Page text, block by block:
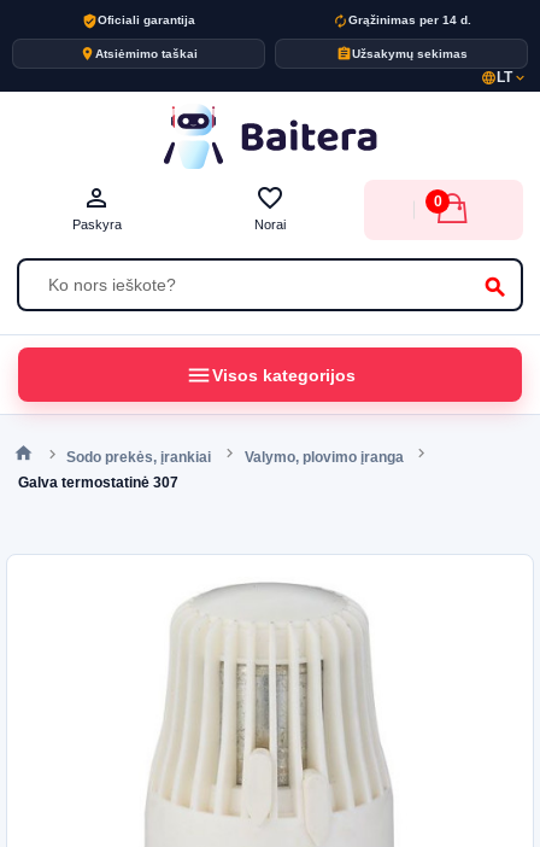
verified_userOficiali garantija autorenewGrąžinimas per 14 d.
placeAtsiėmimo taškai assignmentUžsakymų sekimas
language LTexpand_more
search
person_outline
Paskyra
favorite_border
Norai
0
menuVisos kategorijos
Sodo prekės, įrankiai
Valymo, plovimo įranga
Galva termostatinė 307